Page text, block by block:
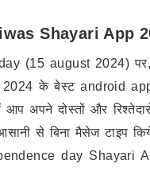
Shayari App
(15 august 2024)
2024 के बेस्ट android
अपने दोस्तों और
से बिना मैसेज टाइप
day Shayari